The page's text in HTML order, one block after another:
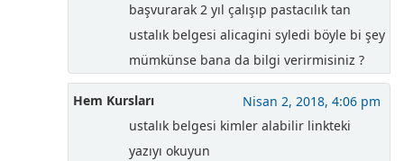
başvurarak 2 yıl çalışıp pastacılık tan
ustalık belgesi alicagini syledi böyle bi şey
mümkünse bana da bilgi verirmisiniz ?
Hem Kursları
Nisan 2, 2018, 4:06 pm
ustalık belgesi kimler alabilir linkteki
yazıyı okuyun